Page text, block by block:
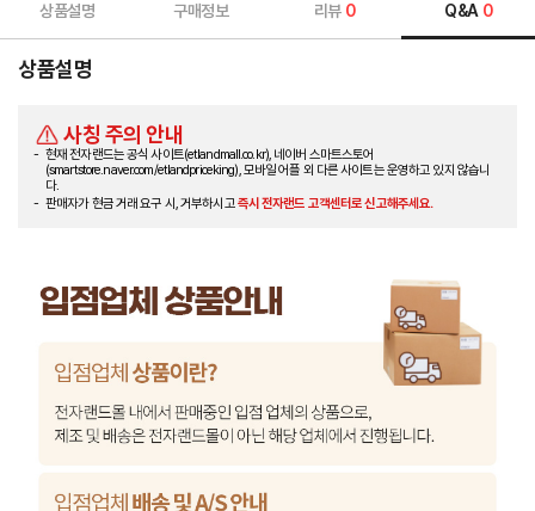
상품설명 구매정보 리뷰 0 Q&A 0
상품설명
사칭 주의 안내
현재 전자랜드는 공식 사이트(etlandmall.co.kr), 네이버 스마트스토어
(smartstore.naver.com/etlandpriceking), 모바일 어플 외 다른 사이트는 운영하고 있지 않습니
다.
판매자가 현금 거래 요구 시, 거부하시고즉시 전자랜드 고객센터로 신고해주세요.